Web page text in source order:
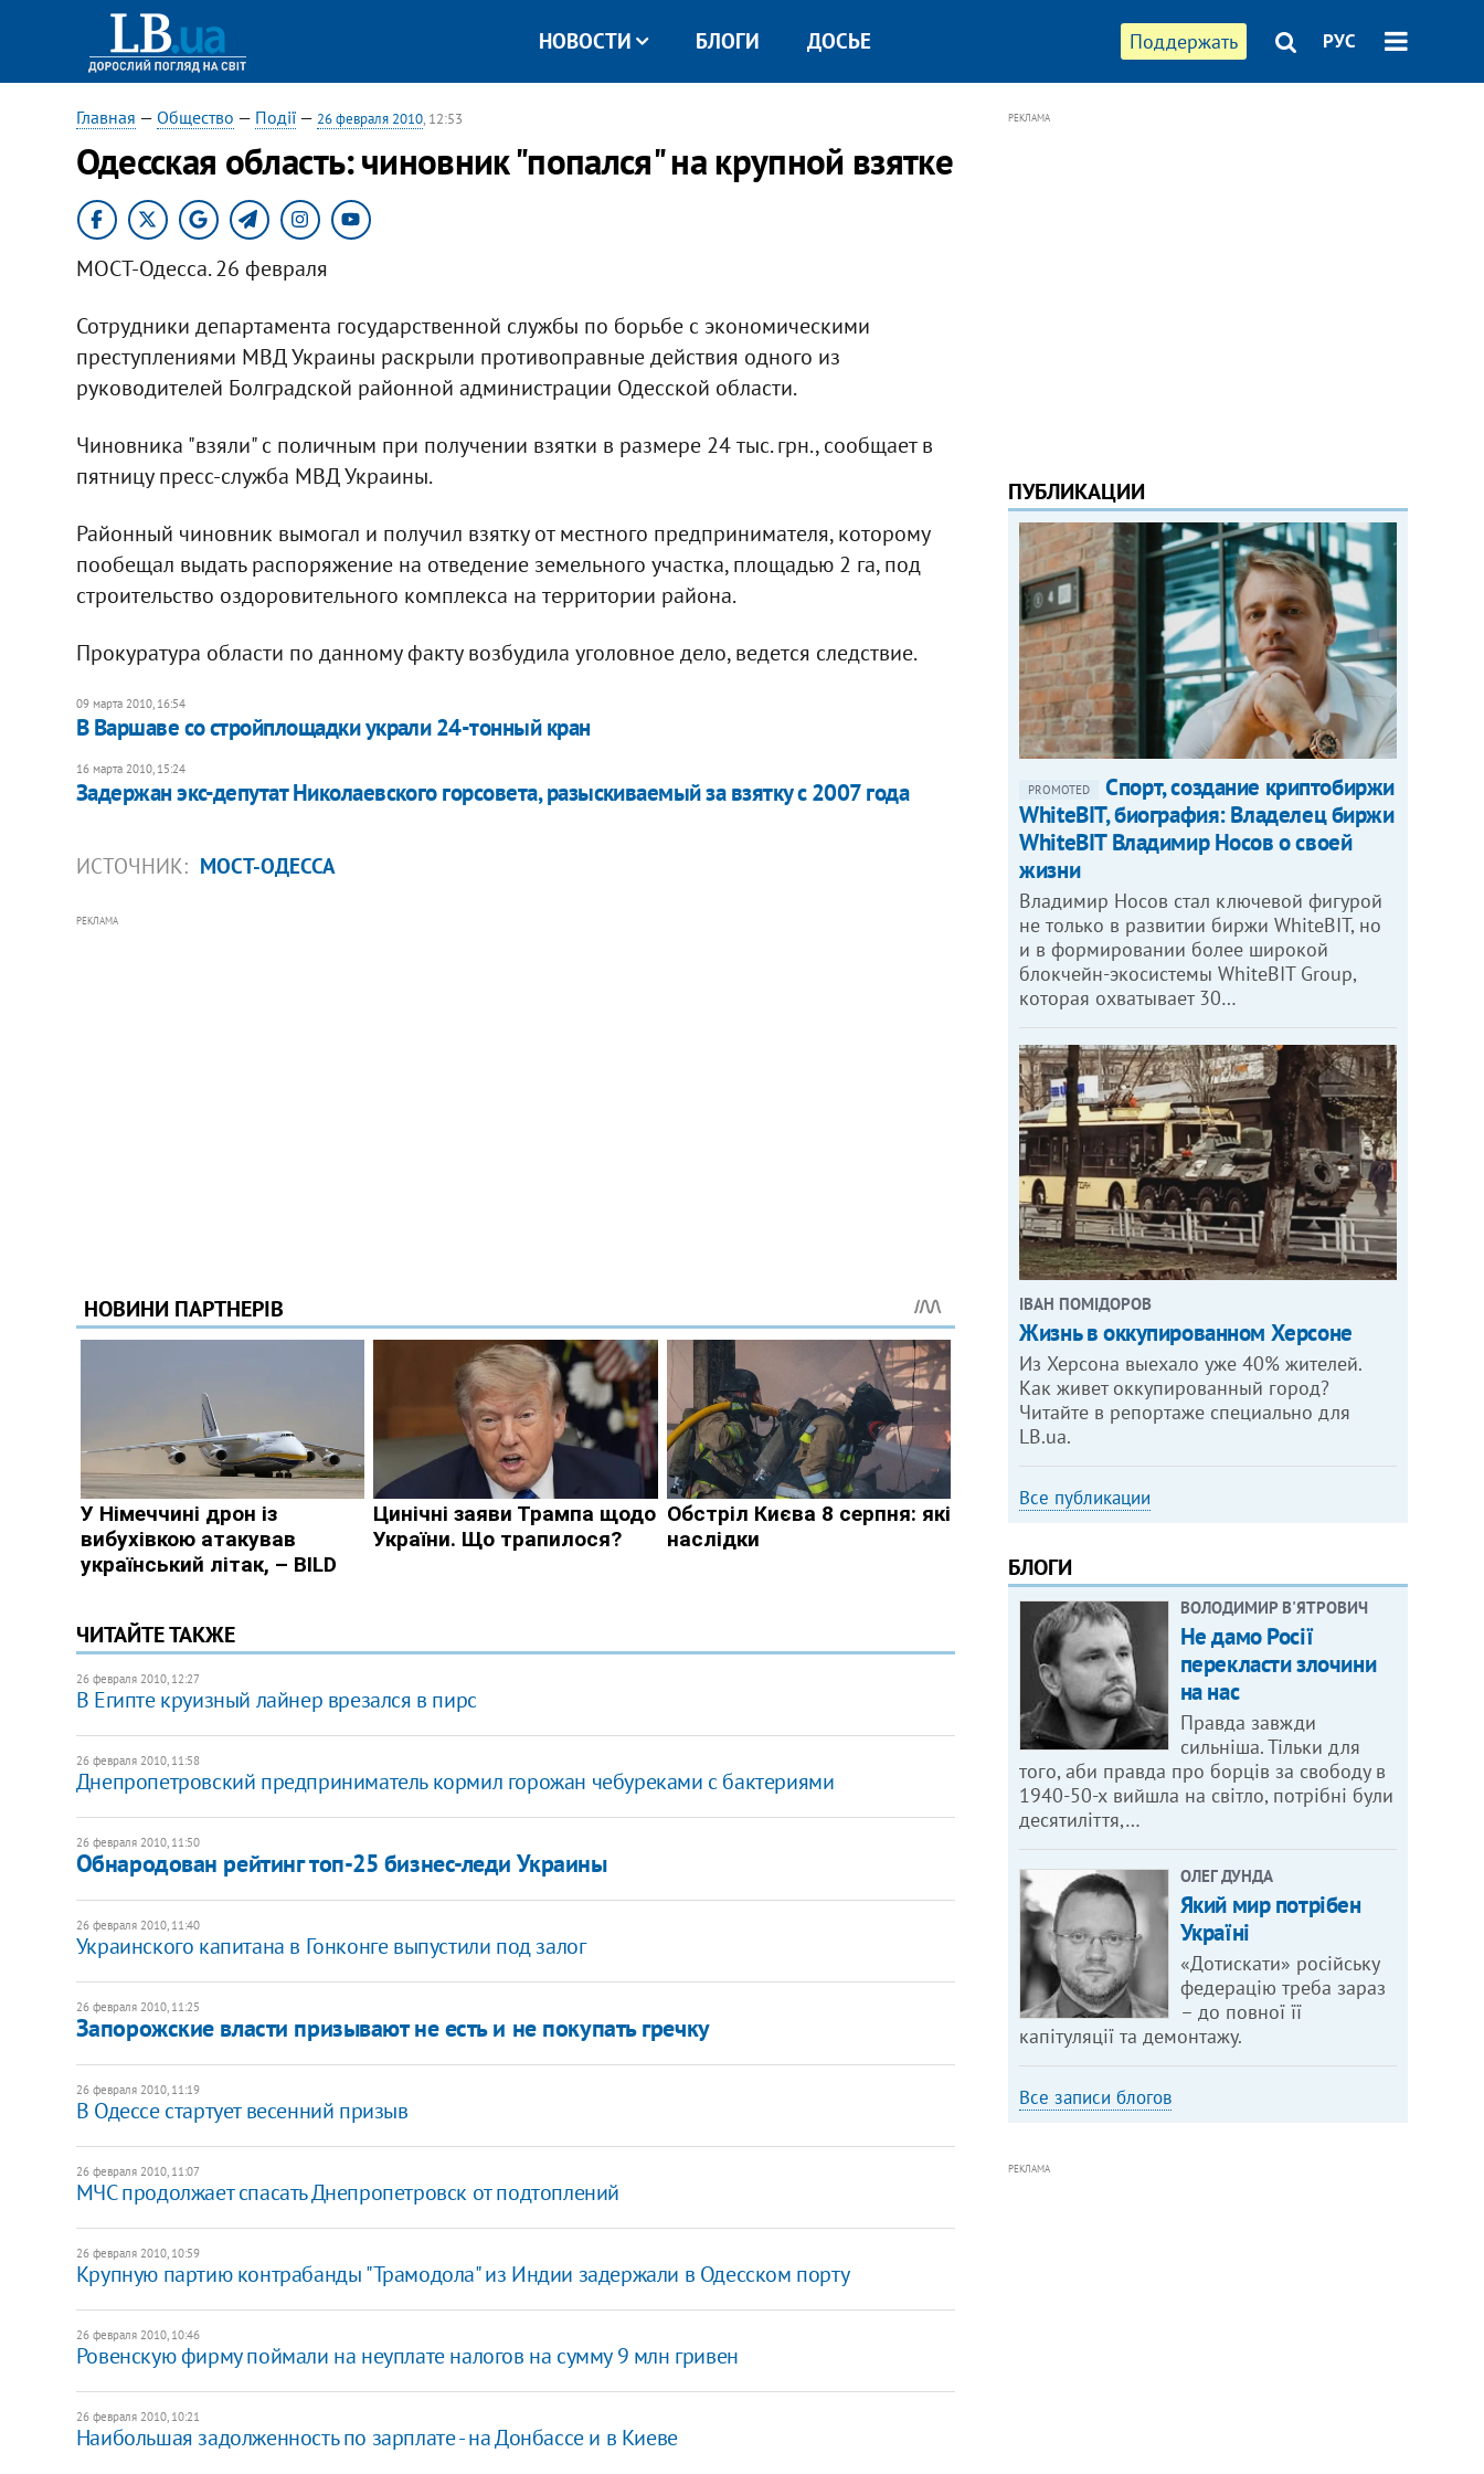
Поддержать РУС
НОВОСТИ БЛОГИ ДОСЬЕ
Главная — Общество — Події— 26 февраля 2010, 12:53
Одесская область: чиновник "попался" на крупной взятке
МОСТ-Одесса. 26 февраля
Сотрудники департамента государственной службы по борьбе с экономическими
преступлениями МВД Украины раскрыли противоправные действия одного из
руководителей Болградской районной администрации Одесской области.
Чиновника "взяли" с поличным при получении взятки в размере 24 тыс. грн., сообщает в
пятницу пресс-служба МВД Украины.
Районный чиновник вымогал и получил взятку от местного предпринимателя, которому
пообещал выдать распоряжение на отведение земельного участка, площадью 2 га, под
строительство оздоровительного комплекса на территории района.
Прокуратура области по данному факту возбудила уголовное дело, ведется следствие.
09 марта 2010, 16:54
В Варшаве со стройплощадки украли 24-тонный кран
16 марта 2010, 15:24
Задержан экс-депутат Николаевского горсовета, разыскиваемый за взятку с 2007 года
ИСТОЧНИК: МОСТ-ОДЕССА
РЕКЛАМА
ЧИТАЙТЕ ТАКЖЕ
26 февраля 2010, 12:27
В Египте круизный лайнер врезался в пирс
26 февраля 2010, 11:58
Днепропетровский предприниматель кормил горожан чебуреками с бактериями
26 февраля 2010, 11:50
Обнародован рейтинг топ-25 бизнес-леди Украины
26 февраля 2010, 11:40
Украинского капитана в Гонконге выпустили под залог
26 февраля 2010, 11:25
Запорожские власти призывают не есть и не покупать гречку
26 февраля 2010, 11:19
В Одессе стартует весенний призыв
26 февраля 2010, 11:07
МЧС продолжает спасать Днепропетровск от подтоплений
26 февраля 2010, 10:59
Крупную партию контрабанды "Трамодола" из Индии задержали в Одесском порту
26 февраля 2010, 10:46
Ровенскую фирму поймали на неуплате налогов на сумму 9 млн гривен
26 февраля 2010, 10:21
Наибольшая задолженность по зарплате - на Донбассе и в Киеве
РЕКЛАМА
ПУБЛИКАЦИИ
PROMOTED
Спорт, создание криптобиржи
WhiteBIT, биография: Владелец биржи
WhiteBIT Владимир Носов о своей
жизни
Владимир Носов стал ключевой фигурой
не только в развитии биржи WhiteBIT, но
и в формировании более широкой
блокчейн-экосистемы WhiteBIT Group,
которая охватывает 30…
ІВАН ПОМІДОРОВ
Жизнь в оккупированном Херсоне
Из Херсона выехало уже 40% жителей.
Как живет оккупированный город?
Читайте в репортаже специально для
LB.ua.
Все публикации
БЛОГИ
ВОЛОДИМИР В'ЯТРОВИЧ
Не дамо Росії
перекласти злочини
на нас
Правда завжди
сильніша. Тільки для
того, аби правда про борців за свободу в
1940-50-х вийшла на світло, потрібні були
десятиліття,…
ОЛЕГ ДУНДА
Який мир потрібен
Україні
«Дотискати» російську
федерацію треба зараз
– до повної її
капітуляції та демонтажу.
Все записи блогов
РЕКЛАМА